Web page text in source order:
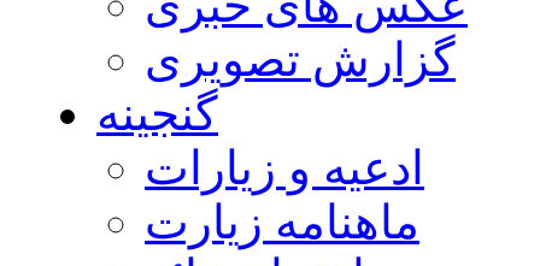
گزارش تصویری
گنجینه
ادعیه و زیارات
ماهنامه زیارت